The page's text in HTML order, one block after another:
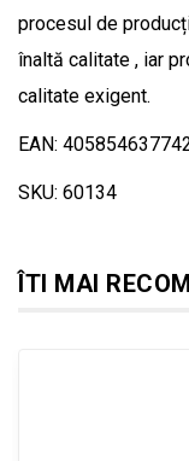
procesul de
înaltă calitate , iar
calitate exigent.
EAN:
SKU: 60134
ÎTI MAI